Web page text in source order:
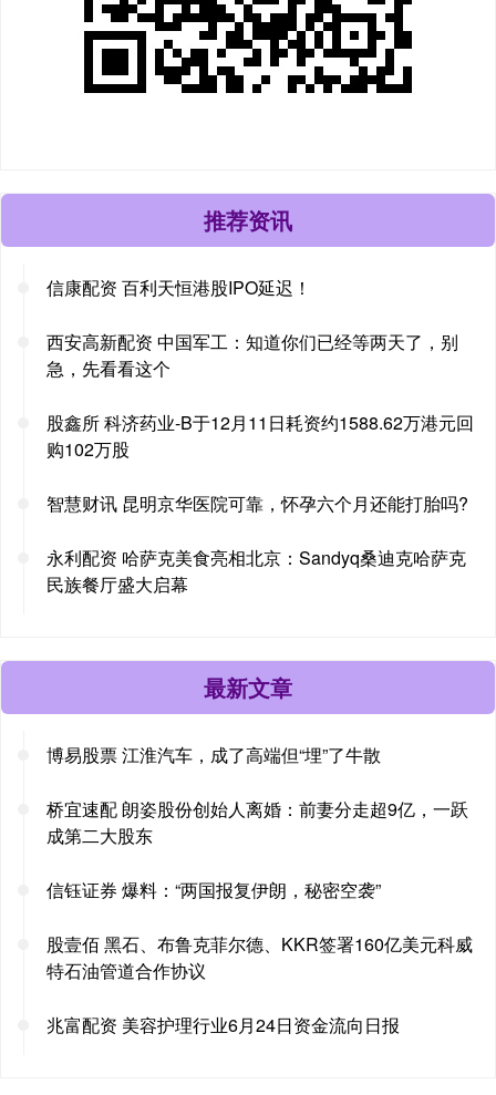
推荐资讯
信康配资 百利天恒港股IPO延迟！
西安高新配资 中国军工：知道你们已经等两天了，别
急，先看看这个
股鑫所 科济药业-B于12月11日耗资约1588.62万港元回
购102万股
智慧财讯 昆明京华医院可靠，怀孕六个月还能打胎吗?
永利配资 哈萨克美食亮相北京：Sandyq桑迪克哈萨克
民族餐厅盛大启幕
最新文章
博易股票 江淮汽车，成了高端但“埋”了牛散
桥宜速配 朗姿股份创始人离婚：前妻分走超9亿，一跃
成第二大股东
信钰证券 爆料：“两国报复伊朗，秘密空袭”
股壹佰 黑石、布鲁克菲尔德、KKR签署160亿美元科威
特石油管道合作协议
兆富配资 美容护理行业6月24日资金流向日报